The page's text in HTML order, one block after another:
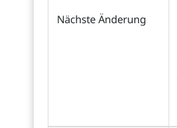
Nächste Änderung